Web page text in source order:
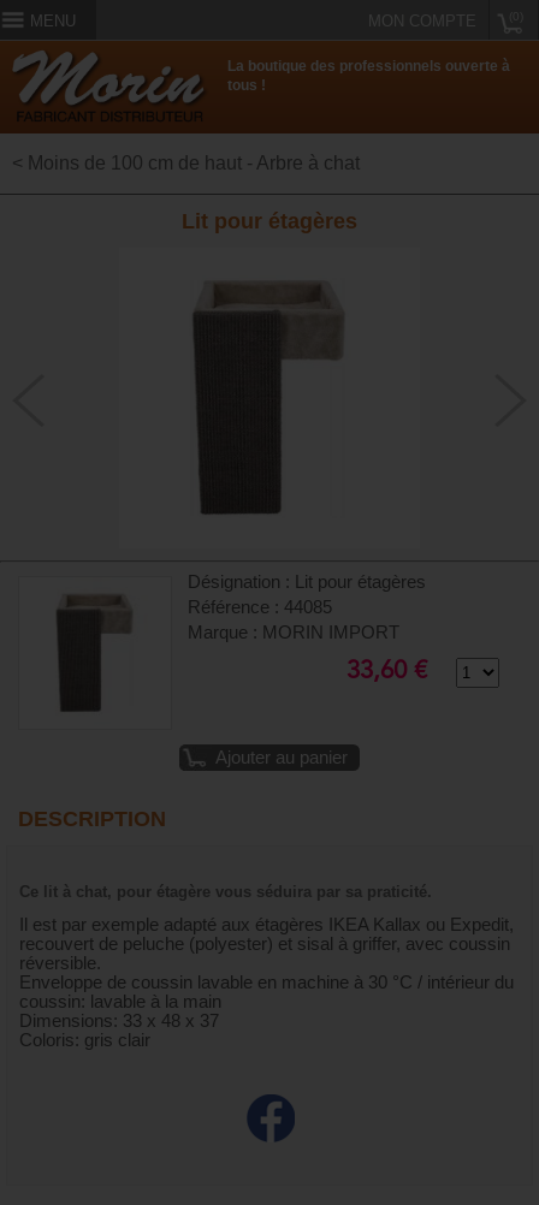
MENU MON COMPTE
La boutique des professionnels ouverte à
tous !
< Moins de 100 cm de haut - Arbre à chat
Lit pour étagères
Désignation : Lit pour étagères
Référence : 44085
Marque : MORIN IMPORT
33,60 €
Ajouter au panier
DESCRIPTION
Ce lit à chat, pour étagère vous séduira par sa praticité.
Il est par exemple adapté aux étagères IKEA Kallax ou Expedit,
recouvert de peluche (polyester) et sisal à griffer, avec coussin
réversible.
Enveloppe de coussin lavable en machine à 30 °C / intérieur du
coussin: lavable à la main
Dimensions: 33 x 48 x 37
Coloris: gris clair